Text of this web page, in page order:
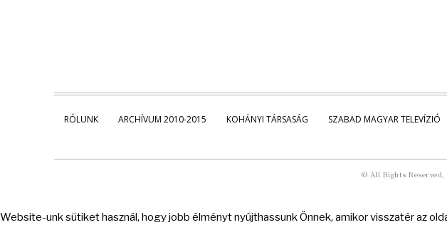
RÓLUNK ARCHÍVUM 2010-2015 KOHÁNYI TÁRSASÁG SZABAD MAGYAR TELEVÍZIÓ
© All Rights
Website-unk sütiket használ, hogy jobb élményt nyújthassunk Önnek, amikor visszatér az